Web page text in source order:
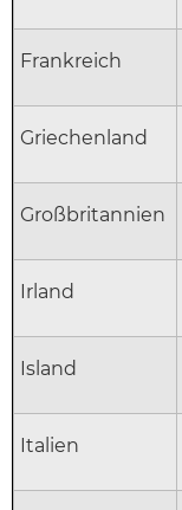
Frankreich
Griechenland
Großbritannien
Irland
Island
Italien